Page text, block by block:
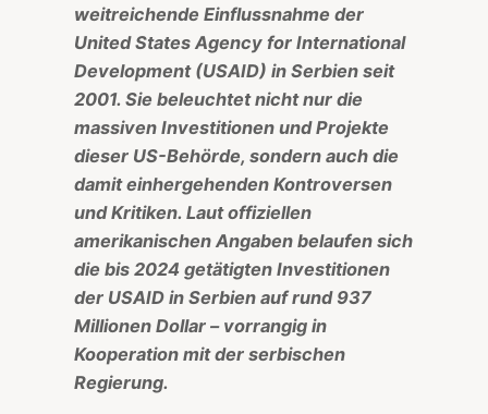
weitreichende Einflussnahme der
United States Agency for International
Development (USAID) in Serbien seit
2001. Sie beleuchtet nicht nur die
massiven Investitionen und Projekte
dieser US-Behörde, sondern auch die
damit einhergehenden Kontroversen
und Kritiken. Laut offiziellen
amerikanischen Angaben belaufen sich
die bis 2024 getätigten Investitionen
der USAID in Serbien auf rund 937
Millionen Dollar – vorrangig in
Kooperation mit der serbischen
Regierung.